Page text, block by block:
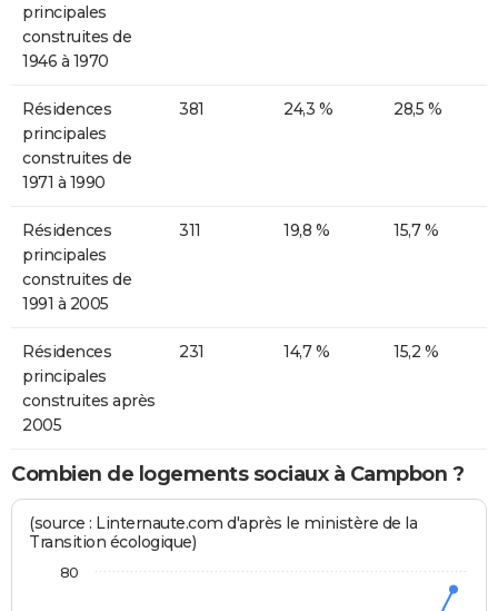
principales
construites de
1946 à 1970
Résidences
principales
construites de
1971 à 1990
381 24,3 % 28,5 %
Résidences
principales
construites de
1991 à 2005
311 19,8 % 15,7 %
Résidences
principales
construites après
2005
231 14,7 % 15,2 %
Combien de logements sociaux à Campbon ?
(source : Linternaute.com d'après le ministère de la
Transition écologique)
80